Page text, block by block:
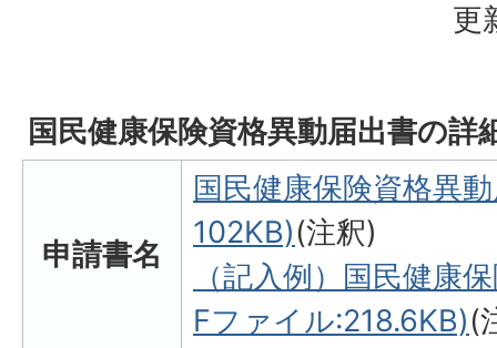
更
国民健康保険資格異動届出書の詳
申請書名
国民健康保険資格異
102KB)(注釈)
（記入例）国民健康
Fファイル:218.6KB)(